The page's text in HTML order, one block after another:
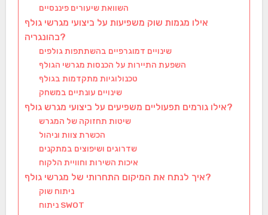
השוואת שיעורים פיננסיים
אילו מגמות שוק משפיעות על ביצועי מגרשי גולף
בהונגריה?
שינויים דמוגרפיים בהשתתפות גולפים
השפעת התיירות על הכנסות מגרשי הגולף
טכנולוגיות מתקדמות בגולף
שינויים עונתיים במשחק
אילו גורמים תפעוליים משפיעים על ביצועי מגרש גולף?
שיטות תחזוקה של המגרש
הכשרת צוות וניהול
שדרוגים ושיפוצים במתקנים
איכות השירות וחוויית הלקוח
איך לנתח את המיקום התחרותי של מגרשי גולף?
ניתוח שוק
ניתוח SWOT